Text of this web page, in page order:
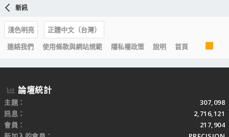
新訊
淺色明亮
正體中文（台灣）
連絡我們
使用條款與網站規範 隱私權政策 說明 首頁
R
S
S
論壇統計
主題
307,098
訊息
2,716,121
會員
217,904